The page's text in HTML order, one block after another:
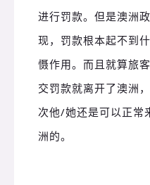
进行罚款。但是澳洲
现，罚款根本起不到
慑作用。而且就算旅
交罚款就离开了澳洲
次他/她还是可以正常
洲的。